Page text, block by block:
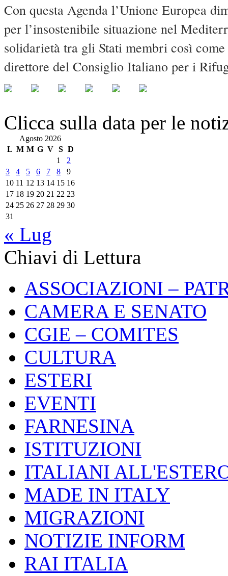
Con questa Agenda l’Unione Europea
per l’insostenibile situazione nel
solidarietà tra gli Stati membri così
direttore del Consiglio Italiano per i
Clicca sulla data per le
Agosto 2026
L M M G V S D
1
2
3
4 5 6 7 8
9
10 11 12 13 14 15 16
17 18 19 20 21 22 23
24 25 26 27 28 29 30
31
« Lug
Chiavi di Lettura
ASSOCIAZIONI –
CAMERA E SENATO
CGIE – COMITES
CULTURA
ESTERI
EVENTI
FARNESINA
ISTITUZIONI
ITALIANI
MADE IN ITALY
MIGRAZIONI
NOTIZIE INFORM
RAI ITALIA